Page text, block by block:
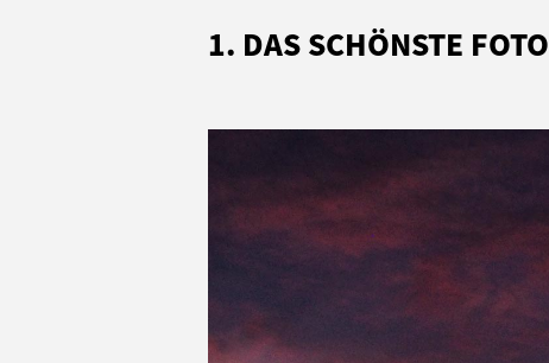
1. DAS SCHÖNSTE FOTO